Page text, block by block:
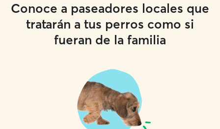
Conoce a paseadores locales que
tratarán a tus perros como si
fueran de la familia